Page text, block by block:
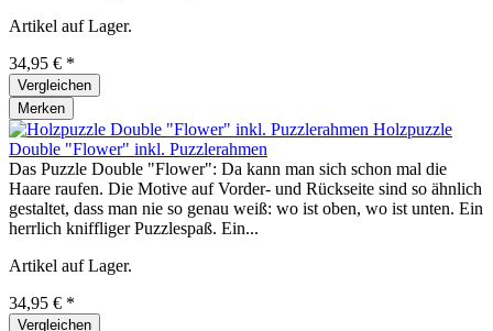
Artikel auf Lager.
34,95 € *
Vergleichen
Merken
Holzpuzzle
Double "Flower" inkl. Puzzlerahmen
Das Puzzle Double "Flower": Da kann man sich schon mal die
Haare raufen. Die Motive auf Vorder- und Rückseite sind so ähnlich
gestaltet, dass man nie so genau weiß: wo ist oben, wo ist unten. Ein
herrlich kniffliger Puzzlespaß. Ein...
Artikel auf Lager.
34,95 € *
Vergleichen